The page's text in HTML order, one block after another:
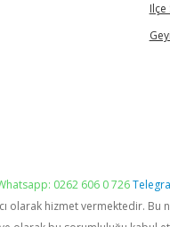
Ilçe
0262 606 0 726
olarak hizmet vermektedir.